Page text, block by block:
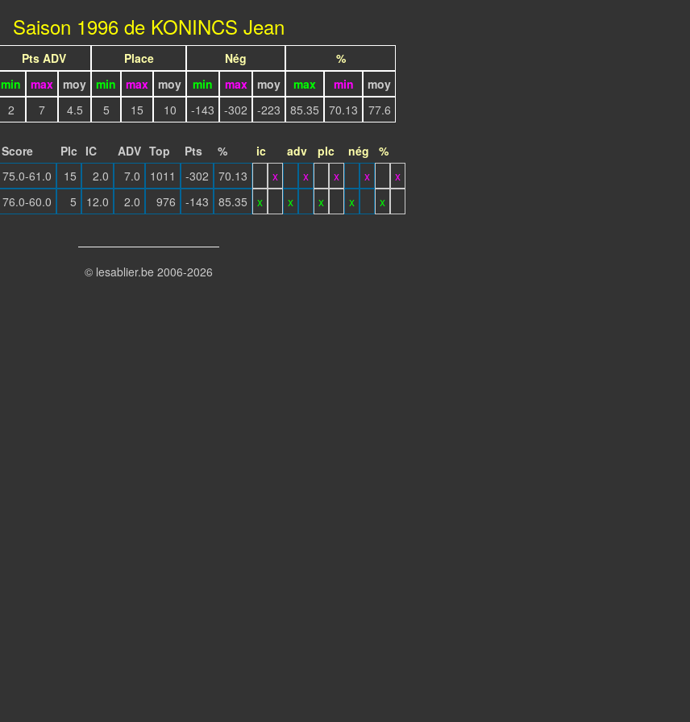
Saison 1996 de KONINCS Jean
Pts ADV Place Nég
%
min max moy min max moy min max moy max min
moy
2 7 4.5 5 15 10 -143 -302 -223 85.35 70.13 77.6
Score Plc IC ADV Top Pts % ic adv plc nég
%
75.0-61.0 15 2.0 7.0 1011 -302 70.13 x x x x
x
76.0-60.0 5 12.0 2.0 976 -143 85.35 x x x x x
© lesablier.be 2006-2026